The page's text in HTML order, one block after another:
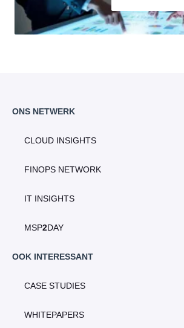
ONS NETWERK
CLOUD INSIGHTS
FINOPS NETWORK
IT INSIGHTS
MSP2DAY
OOK INTERESSANT
CASE STUDIES
WHITEPAPERS